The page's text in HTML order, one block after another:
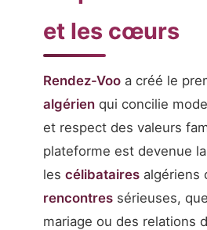
et les cœurs
Rendez-Voo a créé le
algérien qui concilie
et respect des valeurs
plateforme est devenue
les célibataires algériens
rencontres sérieuses,
mariage ou des relations